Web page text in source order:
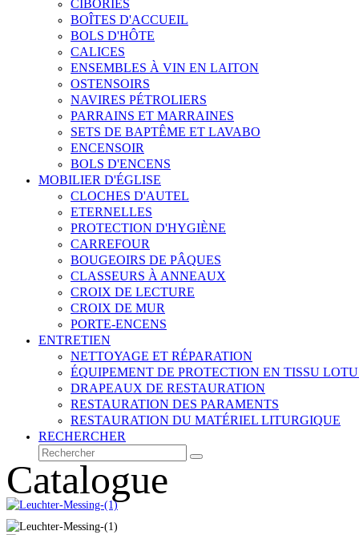
CIBORIES
BOÎTES D'ACCUEIL
BOLS D'HÔTE
CALICES
ENSEMBLES À VIN EN LAITON
OSTENSOIRS
NAVIRES PÉTROLIERS
PARRAINS ET MARRAINES
SETS DE BAPTÊME ET LAVABO
ENCENSOIR
BOLS D'ENCENS
MOBILIER D'ÉGLISE
CLOCHES D'AUTEL
ETERNELLES
PROTECTION D'HYGIÈNE
CARREFOUR
BOUGEOIRS DE PÂQUES
CLASSEURS À ANNEAUX
CROIX DE LECTURE
CROIX DE MUR
PORTE-ENCENS
ENTRETIEN
NETTOYAGE ET RÉPARATION
ÉQUIPEMENT DE PROTECTION EN TISSU
DRAPEAUX DE RESTAURATION
RESTAURATION DES PARAMENTS
RESTAURATION DU MATÉRIEL LITURGIQUE
RECHERCHER
Rechercher
Envoyer
Catalogue